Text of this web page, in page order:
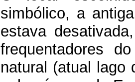
simbólico, a
estava
frequentadores
natural (atual lago